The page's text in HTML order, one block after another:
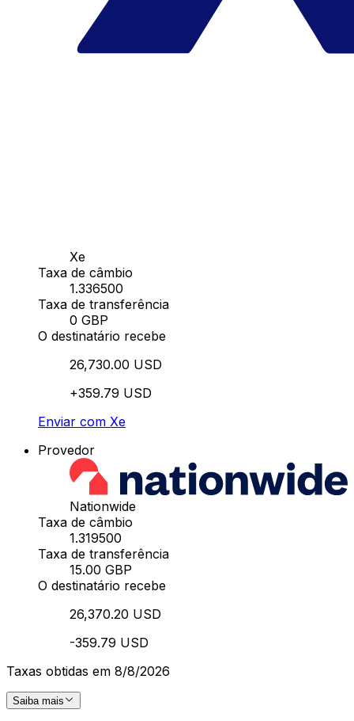
Xe
Taxa de câmbio
1.336500
Taxa de transferência
0 GBP
O destinatário recebe
26,730.00 USD
+359.79 USD
Enviar com Xe
Provedor
Nationwide
Taxa de câmbio
1.319500
Taxa de transferência
15.00 GBP
O destinatário recebe
26,370.20 USD
-359.79 USD
Taxas obtidas em 8/8/2026
Saiba mais